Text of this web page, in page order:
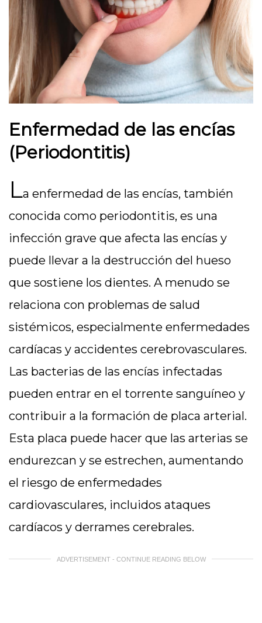
Enfermedad de las encías
(Periodontitis)
La enfermedad de las encías, también
conocida como periodontitis, es una
infección grave que afecta las encías y
puede llevar a la destrucción del hueso
que sostiene los dientes. A menudo se
relaciona con problemas de salud
sistémicos, especialmente enfermedades
cardíacas y accidentes cerebrovasculares.
Las bacterias de las encías infectadas
pueden entrar en el torrente sanguíneo y
contribuir a la formación de placa arterial.
Esta placa puede hacer que las arterias se
endurezcan y se estrechen, aumentando
el riesgo de enfermedades
cardiovasculares, incluidos ataques
cardíacos y derrames cerebrales.
ADVERTISEMENT - CONTINUE READING BELOW